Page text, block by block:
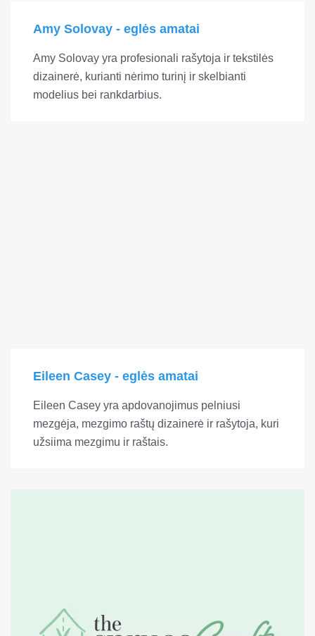
Amy Solovay - eglės amatai
Amy Solovay yra profesionali rašytoja ir tekstilės
dizainerė, kurianti nėrimo turinį ir skelbianti
modelius bei rankdarbius.
Eileen Casey - eglės amatai
Eileen Casey yra apdovanojimus pelniusi
mezgėja, mezgimo raštų dizainerė ir rašytoja, kuri
užsiima mezgimu ir raštais.